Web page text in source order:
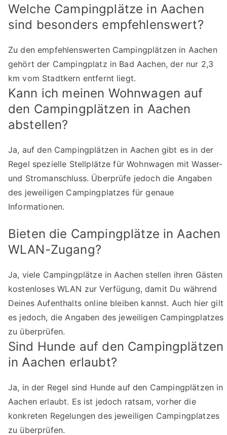
Welche Campingplätze in Aachen
sind besonders empfehlenswert?
Zu den empfehlenswerten Campingplätzen in Aachen
gehört der Campingplatz in Bad Aachen, der nur 2,3
km vom Stadtkern entfernt liegt.
Kann ich meinen Wohnwagen auf
den Campingplätzen in Aachen
abstellen?
Ja, auf den Campingplätzen in Aachen gibt es in der
Regel spezielle Stellplätze für Wohnwagen mit Wasser-
und Stromanschluss. Überprüfe jedoch die Angaben
des jeweiligen Campingplatzes für genaue
Informationen.
Bieten die Campingplätze in Aachen
WLAN-Zugang?
Ja, viele Campingplätze in Aachen stellen ihren Gästen
kostenloses WLAN zur Verfügung, damit Du während
Deines Aufenthalts online bleiben kannst. Auch hier gilt
es jedoch, die Angaben des jeweiligen Campingplatzes
zu überprüfen.
Sind Hunde auf den Campingplätzen
in Aachen erlaubt?
Ja, in der Regel sind Hunde auf den Campingplätzen in
Aachen erlaubt. Es ist jedoch ratsam, vorher die
konkreten Regelungen des jeweiligen Campingplatzes
zu überprüfen.